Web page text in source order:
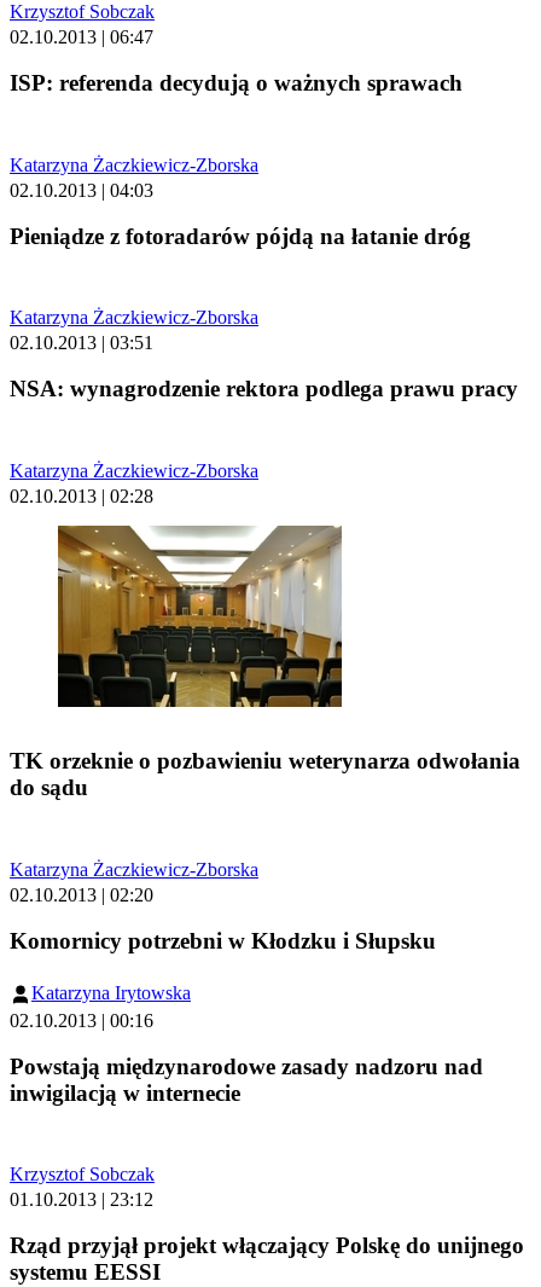
Krzysztof Sobczak
02.10.2013 | 06:47
ISP: referenda decydują o ważnych sprawach
Katarzyna Żaczkiewicz-Zborska
02.10.2013 | 04:03
Pieniądze z fotoradarów pójdą na łatanie dróg
Katarzyna Żaczkiewicz-Zborska
02.10.2013 | 03:51
NSA: wynagrodzenie rektora podlega prawu pracy
Katarzyna Żaczkiewicz-Zborska
02.10.2013 | 02:28
TK orzeknie o pozbawieniu weterynarza odwołania
do sądu
Katarzyna Żaczkiewicz-Zborska
02.10.2013 | 02:20
Komornicy potrzebni w Kłodzku i Słupsku
Katarzyna Irytowska
02.10.2013 | 00:16
Powstają międzynarodowe zasady nadzoru nad
inwigilacją w internecie
Krzysztof Sobczak
01.10.2013 | 23:12
Rząd przyjął projekt włączający Polskę do unijnego
systemu EESSI